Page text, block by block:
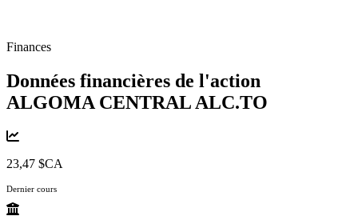
Finances
Données financières de l'action
ALGOMA CENTRAL ALC.TO
23,47 $CA
Dernier cours